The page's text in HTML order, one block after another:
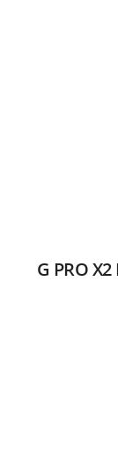
G PRO